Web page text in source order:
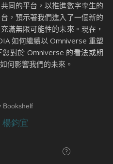
同的平台，以推進數字孪生的
，預示著我們進入了一個新的
滿無限可能性的未來。現在，
如何繼續以 Omniverse 重塑
對於 Omniverse 的看法或期
何影響我們的未來。